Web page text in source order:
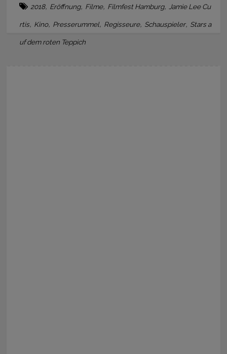
2018, Eröffnung, Filme, Filmfest Hamburg,Jamie Lee Cu
rtis, Kino, Presserummel, Regisseure, Schauspieler, Stars a
uf dem roten Teppich